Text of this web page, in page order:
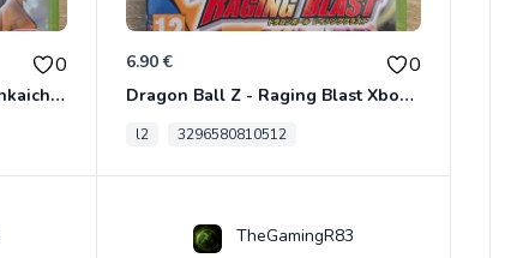
0
Dragon Ball Z - Ultimate Tenkaichi Xbox 360
6.90 € 0
Dragon Ball Z - Raging Blast Xbox 360
l2 3296580810512
TheGamingR83